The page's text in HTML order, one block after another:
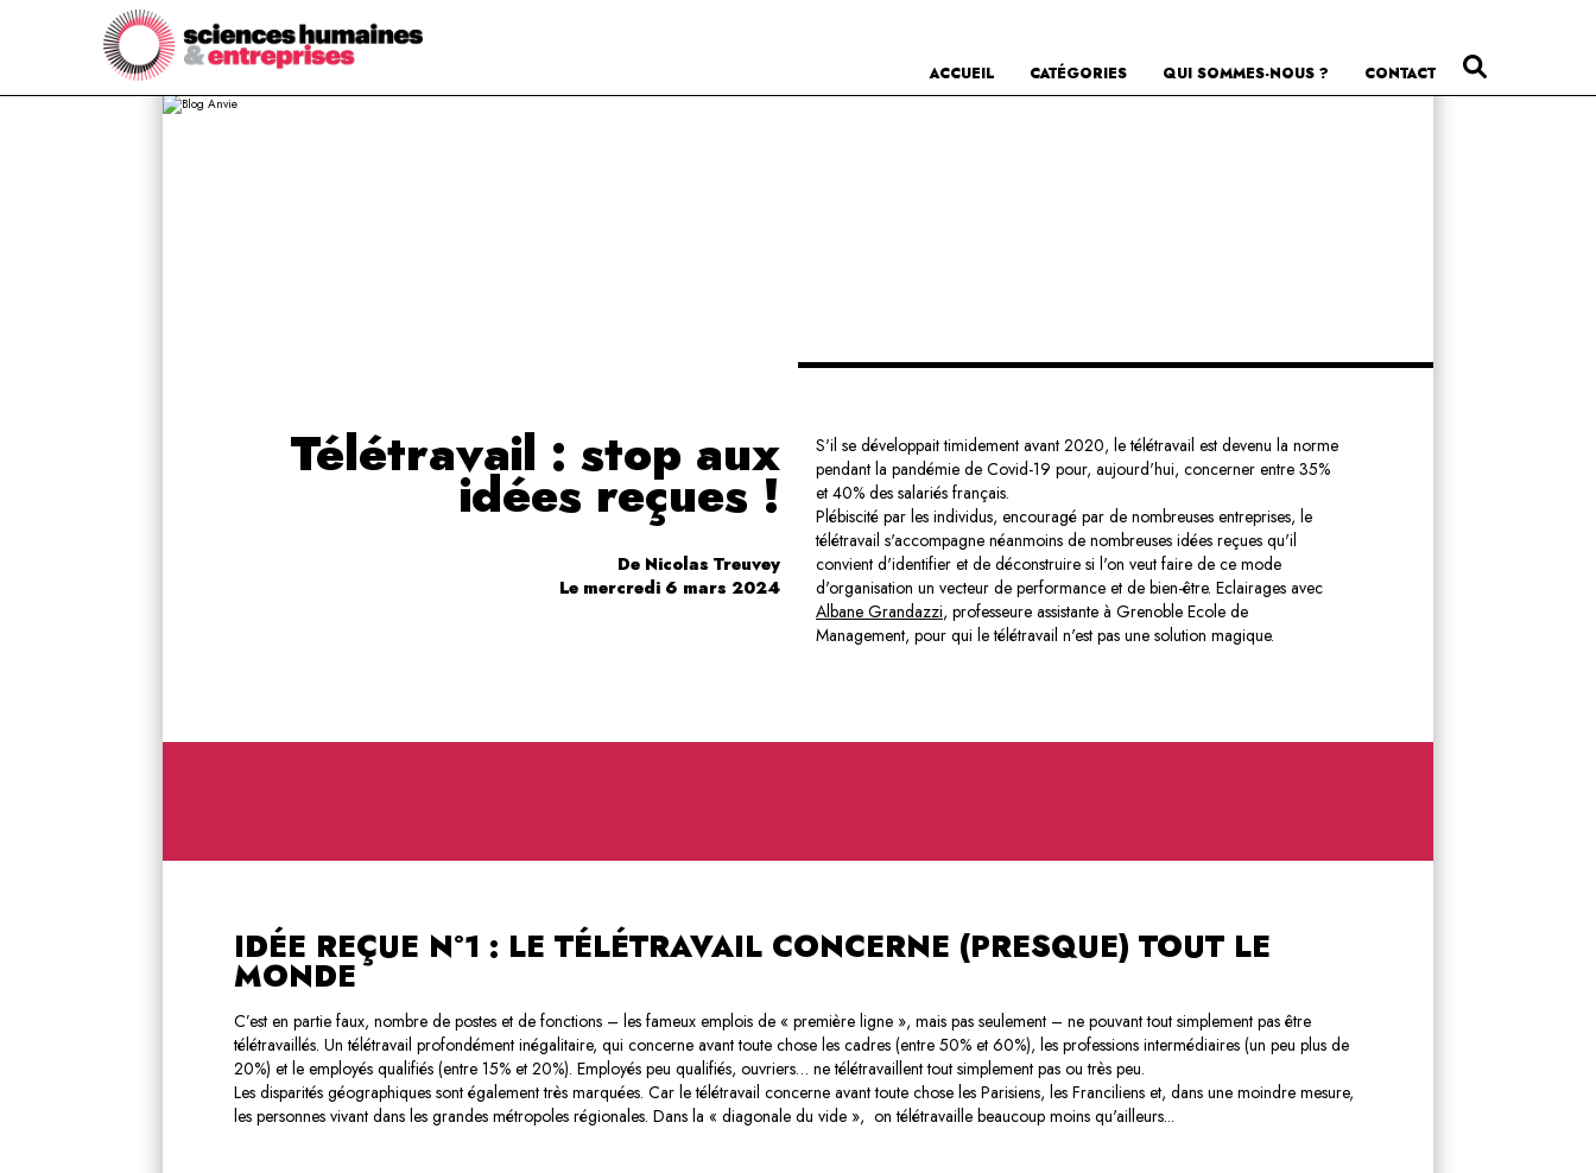
ACCUEIL CATÉGORIES QUI SOMMES-NOUS ? CONTACT
Télétravail : stop aux
idées reçues !
De Nicolas Treuvey
Le mercredi 6 mars 2024
S'il se développait timidement avant 2020, le télétravail est devenu la norme
pendant la pandémie de Covid-19 pour, aujourd'hui, concerner entre 35%
et 40% des salariés français.
Plébiscité par les individus, encouragé par de nombreuses entreprises, le
télétravail s'accompagne néanmoins de nombreuses idées reçues qu'il
convient d'identifier et de déconstruire si l'on veut faire de ce mode
d'organisation un vecteur de performance et de bien-être. Eclairages avec
Albane Grandazzi, professeure assistante à Grenoble Ecole de
Management, pour qui le télétravail n'est pas une solution magique.
IDÉE REÇUE N°1 : LE TÉLÉTRAVAIL CONCERNE (PRESQUE) TOUT LE
MONDE
C’est en partie faux, nombre de postes et de fonctions – les fameux emplois de « première ligne », mais pas seulement – ne pouvant tout simplement pas être
télétravaillés. Un télétravail profondément inégalitaire, qui concerne avant toute chose les cadres (entre 50% et 60%), les professions intermédiaires (un peu plus de
20%) et le employés qualifiés (entre 15% et 20%). Employés peu qualifiés, ouvriers… ne télétravaillent tout simplement pas ou très peu.
Les disparités géographiques sont également très marquées. Car le télétravail concerne avant toute chose les Parisiens, les Franciliens et, dans une moindre mesure,
les personnes vivant dans les grandes métropoles régionales. Dans la « diagonale du vide », on télétravaille beaucoup moins qu'ailleurs...